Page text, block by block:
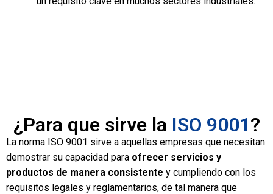
¿Para que sirve la ISO 9001?
La norma ISO 9001 sirve a aquellas empresas que necesitan
demostrar su capacidad para ofrecer servicios y
productos de manera consistente y cumpliendo con los
requisitos legales y reglamentarios, de tal manera que